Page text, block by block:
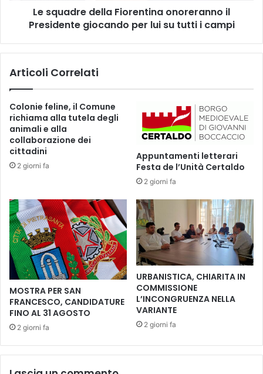
p
r
d
e
l
P
e
d
e
n
t
e
o
c
c
o
B
C
F
r
e
n
n
n
o
r
e
r
n
n
o
i
l
P
r
e
Le squadre della Fiorentina onoreranno il
Presidente giocando per lui su tutti i campi
Articoli Correlati
Colonie feline, il Comune
richiama alla tutela degli
animali e alla
collaborazione dei
cittadini
2 giorni fa
Appuntamenti letterari
Festa de l’Unità Certaldo
2 giorni fa
MOSTRA PER SAN
FRANCESCO, CANDIDATURE
FINO AL 31 AGOSTO
2 giorni fa
URBANISTICA, CHIARITA IN
COMMISSIONE
L’INCONGRUENZA NELLA
VARIANTE
2 giorni fa